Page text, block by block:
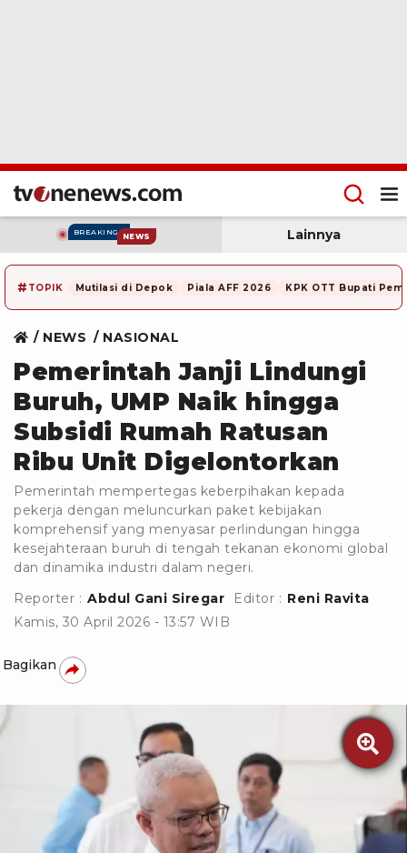
BREAKING NEWS Lainnya
# TOPIK Mutilasi di Depok Piala AFF 2026 KPK OTT Bupati
NEWS NASIONAL
Pemerintah Janji Lindungi
Buruh, UMP Naik hingga
Subsidi Rumah Ratusan
Ribu Unit Digelontorkan
Pemerintah mempertegas keberpihakan kepada
pekerja dengan meluncurkan paket kebijakan
komprehensif yang menyasar perlindungan hingga
kesejahteraan buruh di tengah tekanan ekonomi global
dan dinamika industri dalam negeri.
Reporter : Abdul Gani Siregar Editor : Reni Ravita
Kamis, 30 April 2026 - 13:57 WIB
Bagikan
